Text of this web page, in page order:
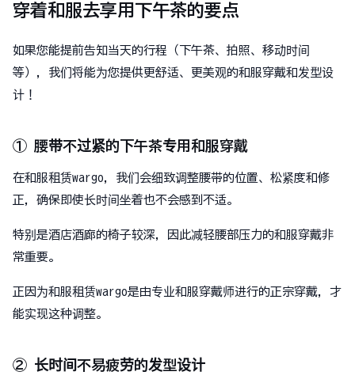
穿着和服去享用下午茶的要点
如果您能提前告知当天的行程（下午茶、拍照、移动时间
等），我们将能为您提供更舒适、更美观的和服穿戴和发型设
计！
① 腰带不过紧的下午茶专用和服穿戴
在和服租赁wargo，我们会细致调整腰带的位置、松紧度和修
正，确保即使长时间坐着也不会感到不适。
特别是酒店酒廊的椅子较深，因此减轻腰部压力的和服穿戴非
常重要。
正因为和服租赁wargo是由专业和服穿戴师进行的正宗穿戴，才
能实现这种调整。
② 长时间不易疲劳的发型设计